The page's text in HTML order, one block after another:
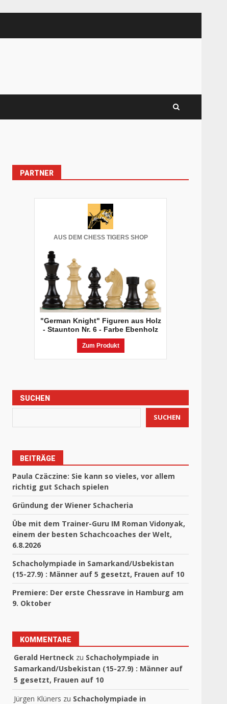
PARTNER
AUS DEM CHESS TIGERS SHOP
"German Knight" Figuren aus Holz
- Staunton Nr. 6 - Farbe Ebenholz
Zum Produkt
SUCHEN
SUCHEN
BEITRÄGE
Paula Czäczine: Sie kann so vieles, vor allem
richtig gut Schach spielen
Gründung der Wiener Schacheria
Übe mit dem Trainer-Guru IM Roman Vidonyak,
einem der besten Schachcoaches der Welt,
6.8.2026
Schacholympiade in Samarkand/Usbekistan
(15-27.9) : Männer auf 5 gesetzt, Frauen auf 10
Premiere: Der erste Chessrave in Hamburg am
9. Oktober
KOMMENTARE
Gerald Hertneck zu Schacholympiade in
Samarkand/Usbekistan (15-27.9) : Männer auf
5 gesetzt, Frauen auf 10
Jürgen Klüners zu Schacholympiade in